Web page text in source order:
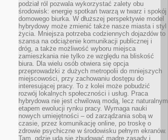
podział ról pozwala wykorzystać zalety obu
środowisk: energię spotkań twarzą w twarz i spokój
domowego biurka. W dłuższej perspektywie model
hybrydowy może zmienić także nasze miasta i styl
życia. Mniejsza potrzeba codziennych dojazdów to
szansa na odciążenie komunikacji publicznej i
dróg, a także możliwość wyboru miejsca
zamieszkania nie tylko ze względu na bliskość
biura. Dla wielu osób otwiera się opcja
przeprowadzki z dużych metropolii do mniejszych
miejscowości, przy zachowaniu dostępu do
interesującej pracy. To z kolei może pobudzić
rozwój lokalnych społeczności i usług. Praca
hybrydowa nie jest chwilową modą, lecz naturalnym
etapem ewolucji rynku pracy. Wymaga nauki
nowych umiejętności – od zarządzania sobą w
czasie, przez komunikację online, po troskę o
zdrowie psychiczne w środowisku pełnym ekranów.
Tam, gdzie uda się zbudować mądre zasady i